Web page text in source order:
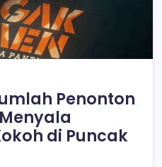
Penonton
di Puncak